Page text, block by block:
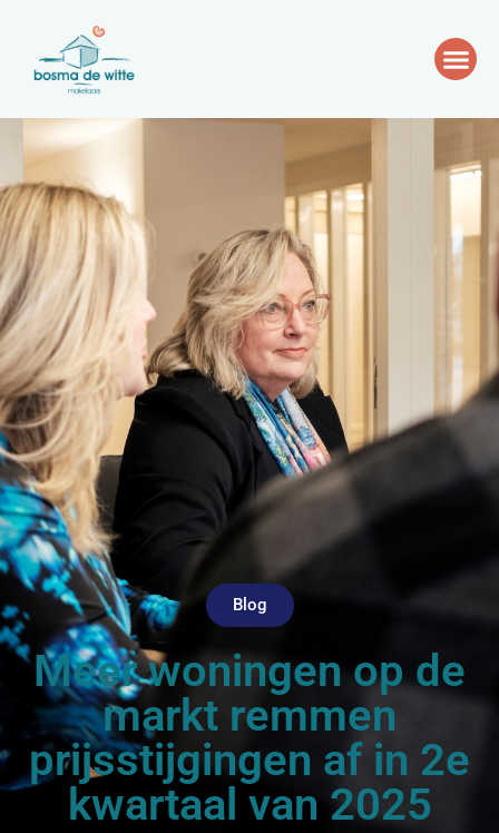
Blog
Meer woningen op de
markt remmen
prijsstijgingen af in 2e
kwartaal van 2025